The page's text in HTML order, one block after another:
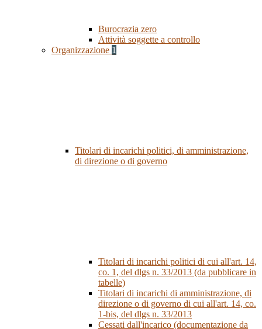
Burocrazia zero
Attività soggette a controllo
Organizzazione 1
Titolari di incarichi politici, di amministrazione,
di direzione o di governo
Titolari di incarichi politici di cui all'art. 14,
co. 1, del dlgs n. 33/2013 (da pubblicare in
tabelle)
Titolari di incarichi di amministrazione, di
direzione o di governo di cui all'art. 14, co.
1-bis, del dlgs n. 33/2013
Cessati dall'incarico (documentazione da